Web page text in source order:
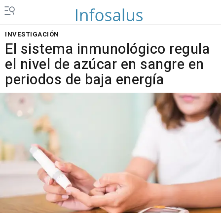
INVESTIGACIÓN
El sistema inmunológico regula
el nivel de azúcar en sangre en
periodos de baja energía